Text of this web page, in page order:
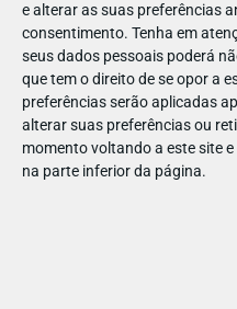
e alterar as suas preferências
consentimento. Tenha em
seus dados pessoais poderá
que tem o direito de se opor a
preferências serão aplicadas
alterar suas preferências ou
momento voltando a este site
na parte inferior da página.